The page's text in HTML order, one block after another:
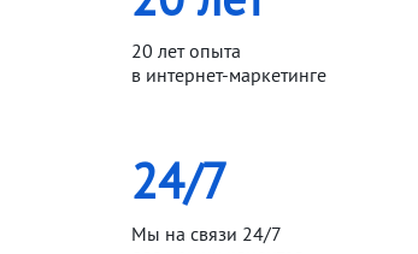
20 лет опыта
в интернет-маркетинге
24/7
Мы на связи 24/7